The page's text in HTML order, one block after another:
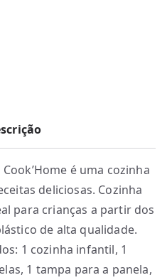
é uma cozinha
deliciosas. Cozinha
para crianças a partir dos
de alta qualidade.
1 cozinha infantil, 1
1 tampa para a panela,